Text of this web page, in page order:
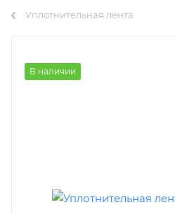
Уплотнительная лента
В наличии